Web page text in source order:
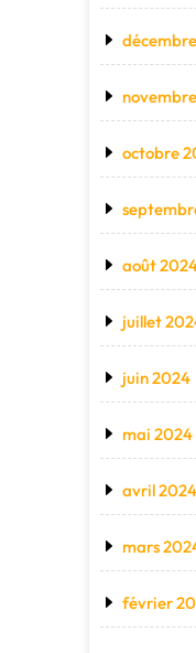
octobre
août
juillet
juin 2024
mai 2024
avril 2024
mars
février